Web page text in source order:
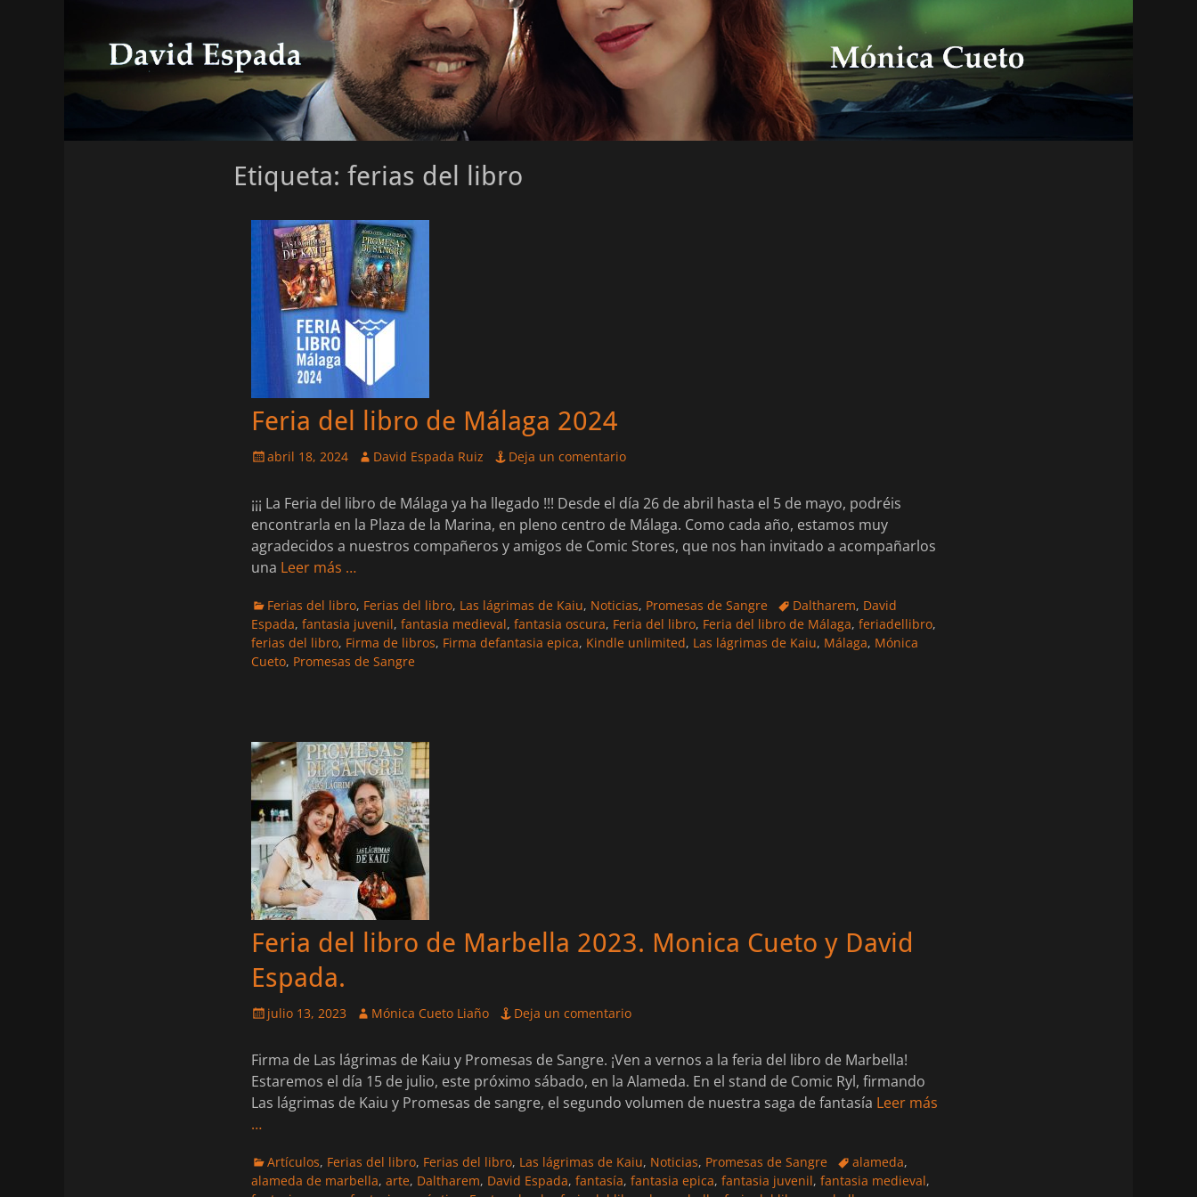
Etiqueta: ferias del libro
Feria del libro de Málaga 2024
Publicado
abril 18, 2024 AutorDavid Espada Ruiz Deja un comentario
¡¡¡ La Feria del libro de Málaga ya ha llegado !!! Desde el día 26 de abril hasta el 5 de mayo, podréis
encontrarla en la Plaza de la Marina, en pleno centro de Málaga. Como cada año, estamos muy
agradecidos a nuestros compañeros y amigos de Comic Stores, que nos han invitado a acompañarlos
una Leer más …
Categorias
Ferias del libro, Ferias del libro, Las lágrimas de Kaiu, Noticias, Promesas de Sangre Etiquetas
Daltharem, David
Espada, fantasia juvenil, fantasia medieval, fantasia oscura, Feria del libro, Feria del libro de Málaga, feriadellibro,
ferias del libro, Firma de libros, Firma defantasia epica, Kindle unlimited, Las lágrimas de Kaiu, Málaga, Mónica
Cueto, Promesas de Sangre
Feria del libro de Marbella 2023. Monica Cueto y David
Espada.
Publicado
julio 13, 2023 AutorMónica Cueto Liaño Deja un comentario
Firma de Las lágrimas de Kaiu y Promesas de Sangre. ¡Ven a vernos a la feria del libro de Marbella!
Estaremos el día 15 de julio, este próximo sábado, en la Alameda. En el stand de Comic Ryl, firmando
Las lágrimas de Kaiu y Promesas de sangre, el segundo volumen de nuestra saga de fantasía Leer más
…
Categorias
Artículos, Ferias del libro, Ferias del libro, Las lágrimas de Kaiu, Noticias, Promesas de Sangre Etiquetas
alameda,
alameda de marbella, arte, Daltharem, David Espada, fantasía, fantasia epica, fantasia juvenil, fantasia medieval,